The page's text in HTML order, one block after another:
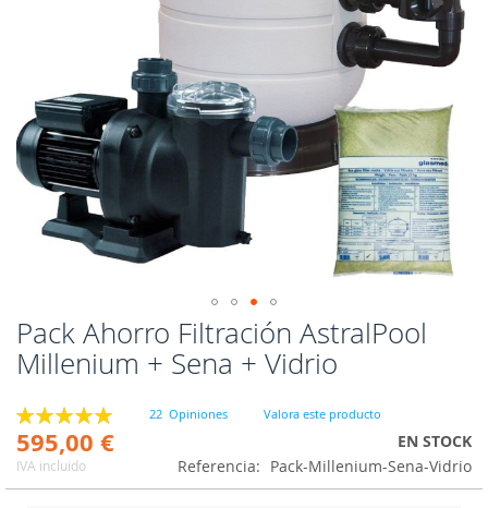
Pack Ahorro Filtración AstralPool
Millenium + Sena + Vidrio
Valoración:
100
% of100
22 Opiniones Valora este producto
595,00 €
IVA incluido
EN STOCK
Referencia
Pack-Millenium-Sena-Vidrio
Saltar
al
comienzo
la
galería
de